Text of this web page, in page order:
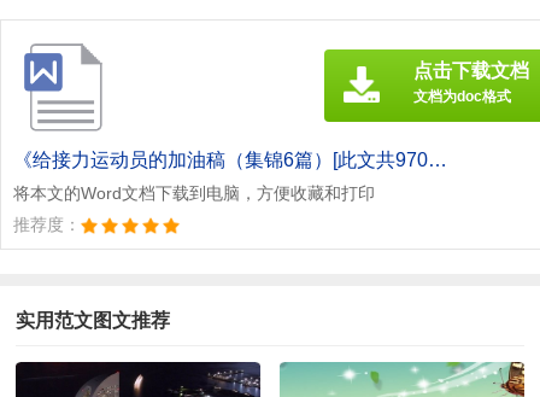
《给接力运动员的加油稿（集锦6篇）[此文共970字].doc》
将本文的Word文档下载到电脑，方便收藏和打印
推荐度：
点击下载文档
文档为doc格式
实用范文图文推荐